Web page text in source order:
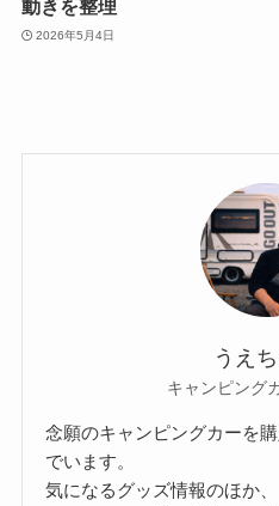
動きを整理
2026年5月4日
うえ
キャンピング
念願のキャンピングカーを
でいます。
気になるグッズ情報のほか